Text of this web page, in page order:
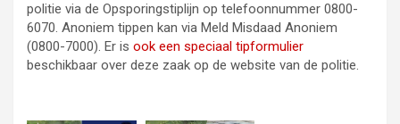
politie via de Opsporingstiplijn op telefoonnummer 0800-
6070. Anoniem tippen kan via Meld Misdaad Anoniem
(0800-7000). Er is ook een speciaal tipformulier
beschikbaar over deze zaak op de website van de politie.